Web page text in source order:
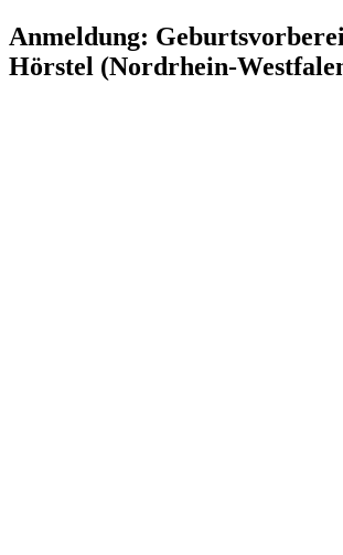
Anmeldung:
Hörstel (Nordrhein-